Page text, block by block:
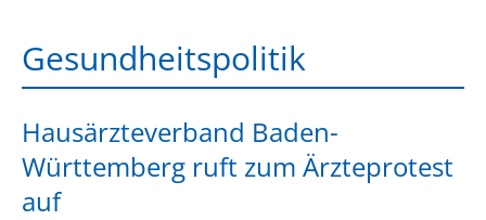
Gesundheitspolitik
Hausärzteverband Baden-
Württemberg ruft zum Ärzteprotest
auf